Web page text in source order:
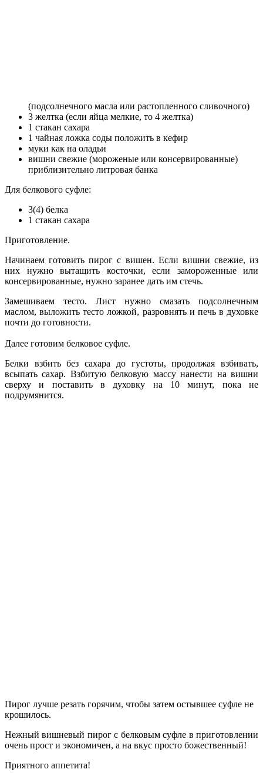
(подсолнечного масла или растопленного сливочного)
3 желтка (если яйца мелкие, то 4 желтка)
1 стакан сахара
1 чайная ложка соды положить в кефир
муки как на оладьи
вишни свежие (мороженые или консервированные)
приблизительно литровая банка
Для белкового суфле:
3(4) белка
1 стакан сахара
Приготовление.
Начинаем готовить пирог с вишен. Если вишни свежие, из
них нужно вытащить косточки, если замороженные или
консервированные, нужно заранее дать им стечь.
Замешиваем тесто. Лист нужно смазать подсолнечным
маслом, выложить тесто ложкой, разровнять и печь в духовке
почти до готовности.
Далее готовим белковое суфле.
Белки взбить без сахара до густоты, продолжая взбивать,
всыпать сахар. Взбитую белковую массу нанести на вишни
сверху и поставить в духовку на 10 минут, пока не
подрумянится.
Пирог лучше резать горячим, чтобы затем остывшее суфле не
крошилось.
Нежный вишневый пирог с белковым суфле в приготовлении
очень прост и экономичен, а на вкус просто божественный!
Приятного аппетита!